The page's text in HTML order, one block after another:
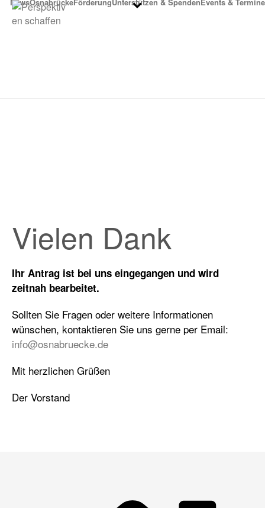
Vielen Dank
Ihr Antrag ist bei uns eingegangen und wird
zeitnah bearbeitet.
Sollten Sie Fragen oder weitere Informationen
wünschen, kontaktieren Sie uns gerne per Email:
info@osnabruecke.de
Mit herzlichen Grüßen
Der Vorstand